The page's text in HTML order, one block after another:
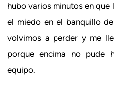
hubo varios minutos en
el miedo en el banquillo del
volvimos a perder y me
porque encima no pude
equipo.